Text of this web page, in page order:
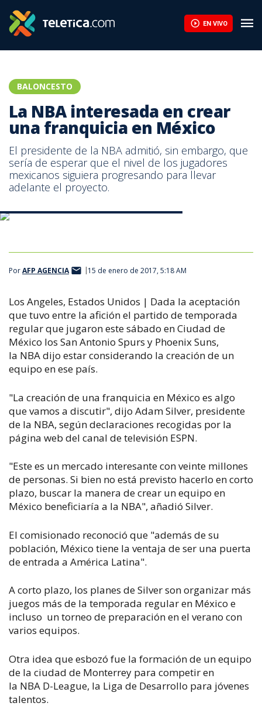
EN VIVO
BALONCESTO
La NBA interesada en crear
una franquicia en México
El presidente de la NBA admitió, sin embargo, que
sería de esperar que el nivel de los jugadores
mexicanos siguiera progresando para llevar
adelante el proyecto.
PorAFP AGENCIA 15 de enero de 2017, 5:18 AM
Los Angeles, Estados Unidos | Dada la aceptación
que tuvo entre la afición el partido de temporada
regular que jugaron este sábado en Ciudad de
México los San Antonio Spurs y Phoenix Suns,
la NBA dijo estar considerando la creación de un
equipo en ese país.
"La creación de una franquicia en México es algo
que vamos a discutir", dijo Adam Silver, presidente
de la NBA, según declaraciones recogidas por la
página web del canal de televisión ESPN.
"Este es un mercado interesante con veinte millones
de personas. Si bien no está previsto hacerlo en corto
plazo, buscar la manera de crear un equipo en
México beneficiaría a la NBA", añadió Silver.
El comisionado reconoció que "además de su
población, México tiene la ventaja de ser una puerta
de entrada a América Latina".
A corto plazo, los planes de Silver son organizar más
juegos más de la temporada regular en México e
incluso un torneo de preparación en el verano con
varios equipos.
Otra idea que esbozó fue la formación de un equipo
de la ciudad de Monterrey para competir en
la NBA D-League, la Liga de Desarrollo para jóvenes
talentos.